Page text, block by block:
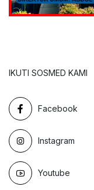
IKUTI SOSMED KAMI
Facebook
Instagram
Youtube